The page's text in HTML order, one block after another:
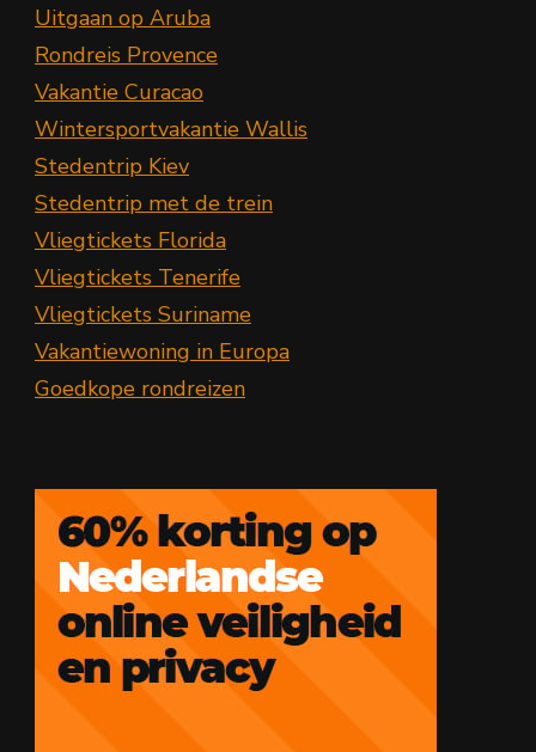
Uitgaan op Aruba
Rondreis Provence
Vakantie Curacao
Wintersportvakantie Wallis
Stedentrip Kiev
Stedentrip met de trein
Vliegtickets Florida
Vliegtickets Tenerife
Vliegtickets Suriname
Vakantiewoning in Europa
Goedkope rondreizen